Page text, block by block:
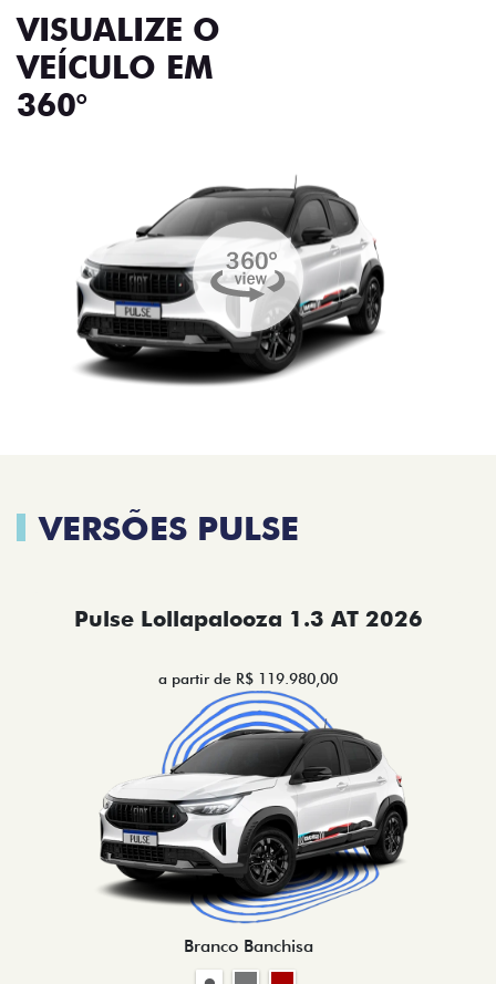
VISUALIZE O
VEÍCULO EM
360°
VERSÕES PULSE
Pulse Lollapalooza 1.3 AT 2026
a partir de R$ 119.980,00
Branco Banchisa